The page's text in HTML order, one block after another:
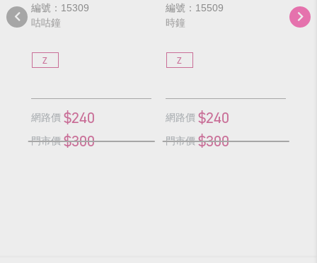
編號：15309
咕咕鐘
Z
網路價 $240
門市價 $300
編號：15509
時鐘
Z
網路價 $240
門市價 $300
編
滿